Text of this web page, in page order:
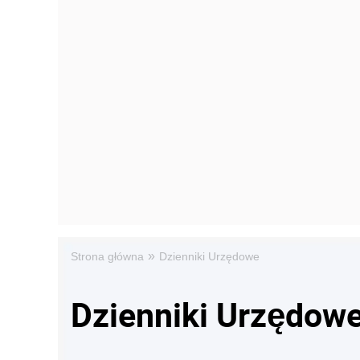
Strona główna » Dzienniki Urzędowe
Dzienniki